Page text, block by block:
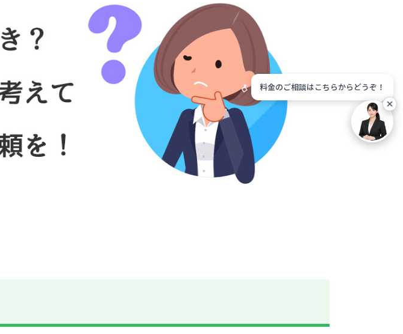
料金のご相談はこちらからどうぞ！